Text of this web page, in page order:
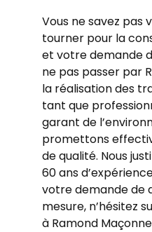
Vous ne savez pas
tourner pour la
et votre demande
ne pas passer par
la réalisation des
tant que
garant de
promettons
de qualité. Nous
60 ans
votre demande de
mesure, n’hésitez
à Ramond